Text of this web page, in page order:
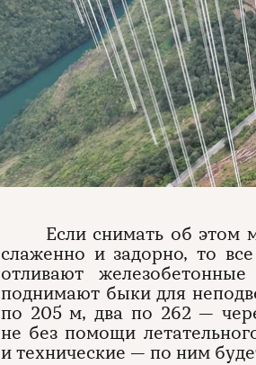
Если снимать об этом
слаженно и задорно, то
отливают
поднимают быки для
по 205 м, два по 262 —
не без помощи
и технические — по ним